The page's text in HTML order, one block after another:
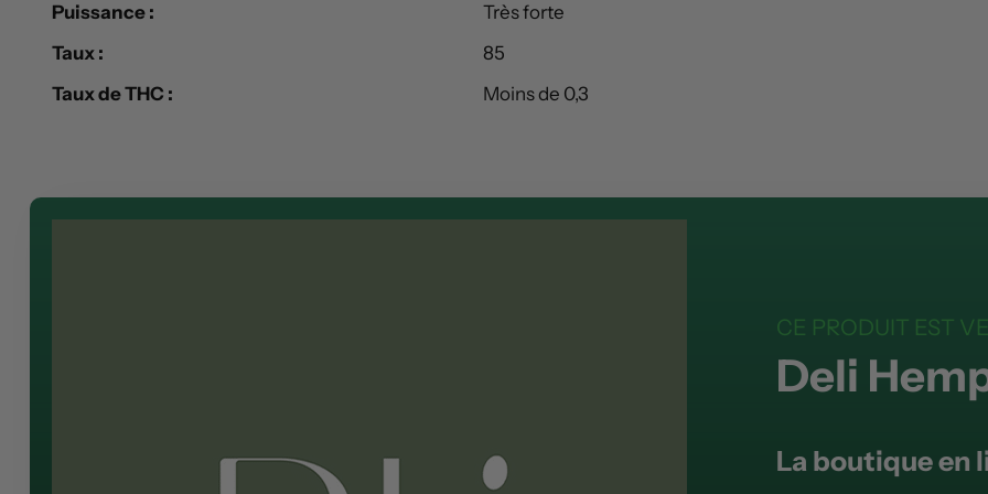
Puissance :
Très forte
Taux :
85
Taux de THC :
Moins de 0,3
CE PRODUIT EST
Deli
La boutique en